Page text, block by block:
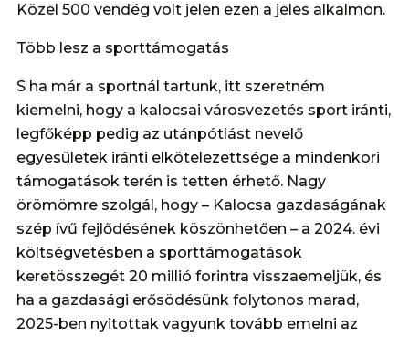
Közel 500 vendég volt jelen ezen a jeles alkalmon.
Több lesz a sporttámogatás
S ha már a sportnál tartunk, itt szeretném
kiemelni, hogy a kalocsai városvezetés sport iránti,
legfőképp pedig az utánpótlást nevelő
egyesületek iránti elkötelezettsége a mindenkori
támogatások terén is tetten érhető. Nagy
örömömre szolgál, hogy – Kalocsa gazdaságának
szép ívű fejlődésének köszönhetően – a 2024. évi
költségvetésben a sporttámogatások
keretösszegét 20 millió forintra visszaemeljük, és
ha a gazdasági erősödésünk folytonos marad,
2025-ben nyitottak vagyunk tovább emelni az